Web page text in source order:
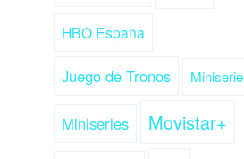
HBO España
Juego de Tronos Miniserie
Miniseries Movistar+